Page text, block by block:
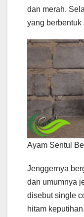
dan merah.
yang berbentuk
Ayam Sentul
Jenggernya
dan umumnya
disebut single
hitam